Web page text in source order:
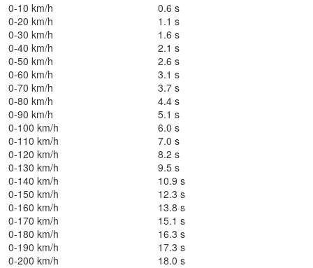
0-10 km/h
0.6 s
0-20 km/h
1.1 s
0-30 km/h
1.6 s
0-40 km/h
2.1 s
0-50 km/h
2.6 s
0-60 km/h
3.1 s
0-70 km/h
3.7 s
0-80 km/h
4.4 s
0-90 km/h
5.1 s
0-100 km/h
6.0 s
0-110 km/h
7.0 s
0-120 km/h
8.2 s
0-130 km/h
9.5 s
0-140 km/h
10.9 s
0-150 km/h
12.3 s
0-160 km/h
13.8 s
0-170 km/h
15.1 s
0-180 km/h
16.3 s
0-190 km/h
17.3 s
0-200 km/h
18.0 s